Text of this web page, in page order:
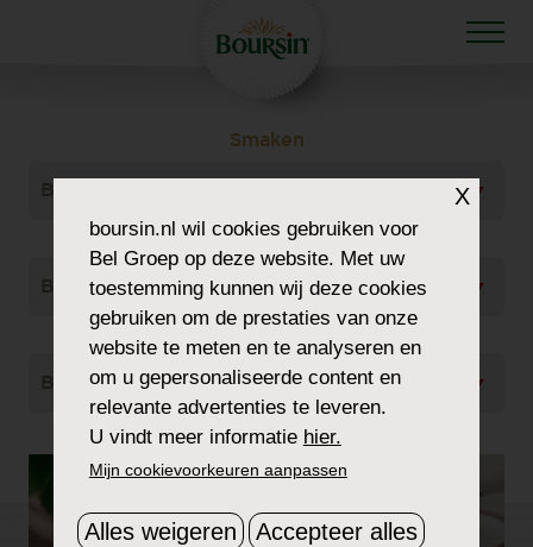
Smaken
Bekijk Alles
Gerecht Type
Bekijk Alles
Soort
Bekijk Alles
X
boursin.nl wil cookies gebruiken voor
Bel Groep op deze website. Met uw
toestemming kunnen wij deze cookies
gebruiken om de prestaties van onze
website te meten en te analyseren en
om u gepersonaliseerde content en
relevante advertenties te leveren.
U vindt meer informatie hier.
Mijn cookievoorkeuren aanpassen
Alles weigeren Accepteer alles